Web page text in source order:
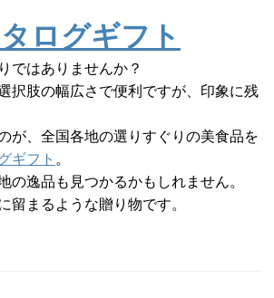
ログギフト
ではありませんか？
択肢の幅広さで便利ですが、印象に残
が、全国各地の選りすぐりの美食品を
ギフト 。
の逸品も見つかるかもしれません。
留まるような贈り物です。